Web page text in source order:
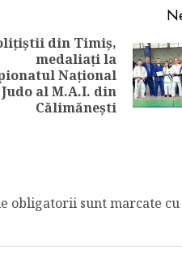
din Timiș,
medaliați la
Național
Judo al M.A.I. din
Călimănești
obligatorii sunt marcate cu